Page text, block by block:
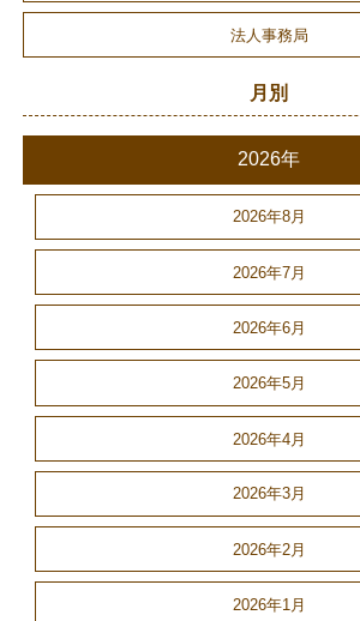
法人事務局
月別
2026年
2026年8月
2026年7月
2026年6月
2026年5月
2026年4月
2026年3月
2026年2月
2026年1月